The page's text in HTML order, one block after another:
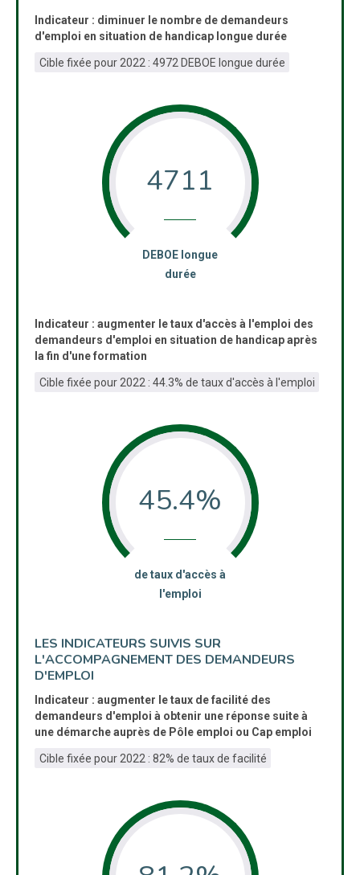
Indicateur : diminuer le nombre de demandeurs
d'emploi en situation de handicap longue durée
Cible fixée pour 2022 : 4972 DEBOE longue durée
4711
:DEBOE longue
durée
Indicateur : augmenter le taux d'accès à l'emploi des
demandeurs d'emploi en situation de handicap après
la fin d'une formation
Cible fixée pour 2022 : 44.3% de taux d'accès à l'emploi
45.4%
:de taux d'accès à
l'emploi
LES INDICATEURS SUIVIS SUR
L'ACCOMPAGNEMENT DES DEMANDEURS
D'EMPLOI
Indicateur : augmenter le taux de facilité des
demandeurs d'emploi à obtenir une réponse suite à
une démarche auprès de Pôle emploi ou Cap emploi
Cible fixée pour 2022 : 82% de taux de facilité